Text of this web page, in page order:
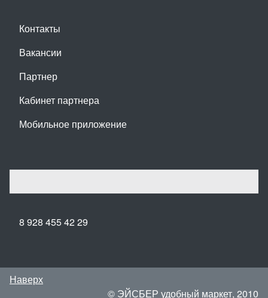
Контакты
Вакансии
Партнер
Кабинет партнера
Мобильное приложение
8 928 455 42 29
Наверх
© ЭЙСБЕР удобный маркет, 2010